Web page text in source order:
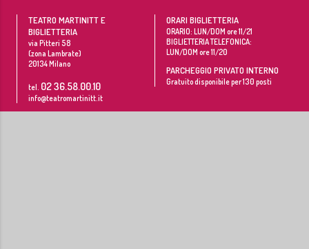
TEATRO MARTINITT E
BIGLIETTERIA
via Pitteri 58
(zona Lambrate)
20134Milano
tel. 02 36.58.00.10
info@teatromartinitt.it
ORARI BIGLIETTERIA
ORARIO: LUN/DOM ore 11/21
BIGLIETTERIA TELEFONICA:
LUN/DOM ore 11/20
PARCHEGGIO PRIVATO INTERNO
Gratuito disponibile per 130 posti